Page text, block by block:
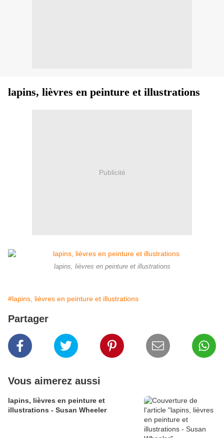
lapins, lièvres en peinture et illustrations
Publicité
lapins, lièvres en peinture et illustrations
#lapins, lièvres en peinture et illustrations
Partager
Vous aimerez aussi
lapins, lièvres en peinture et
illustrations - Susan Wheeler